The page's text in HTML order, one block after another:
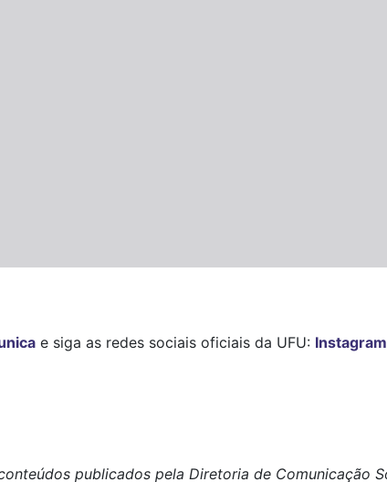
e siga as redes sociais oficiais da UFU: Instagram
publicados pela Diretoria de Comunicação